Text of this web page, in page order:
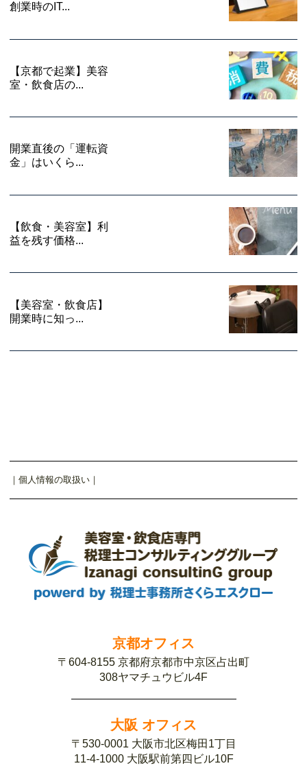
創業時のIT...
【京都で起業】美容
室・飲食店の...
開業直後の「運転資
金」はいくら...
【飲食・美容室】利
益を残す価格...
【美容室・飲食店】
開業時に知っ...
｜ 個人情報の取扱い ｜
京都オフィス
〒604-8155 京都府京都市中京区占出町
308ヤマチュウビル4F
大阪 オフィス
〒530-0001 大阪市北区梅田1丁目
11-4-1000 大阪駅前第四ビル10F